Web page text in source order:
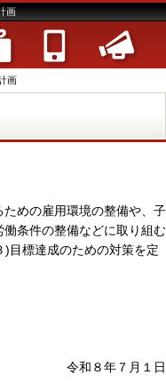
画
画
めの雇用環境の整備や、子
条件の整備などに取り組む
目標達成のための対策を定
令和８年７月１日